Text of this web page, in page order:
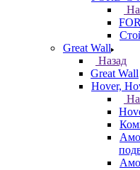
Great Wall
Назад
Great Wall
Hover,